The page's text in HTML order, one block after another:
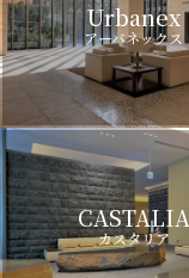
Urbanex
アーバネックス
CASTALIA
カスタリア